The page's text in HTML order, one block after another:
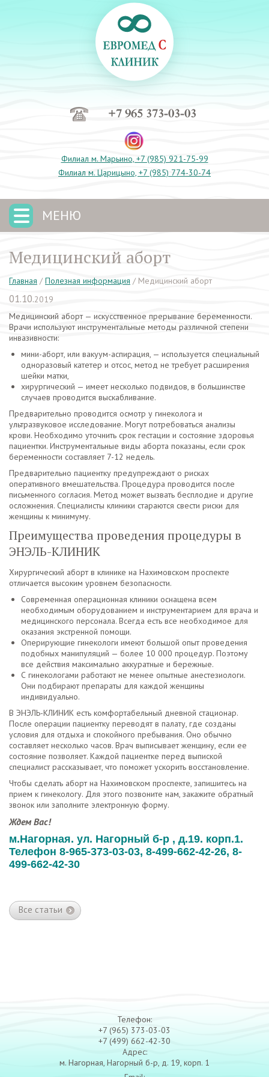
+7 965 373-03-03
Филиал м. Марьино, +7 (985) 921-75-99
Филиал м. Царицыно, +7 (985) 774-30-74
МЕНЮ
Медицинский аборт
Главная / Полезная информация / Медицинский аборт
01.10.2019
Медицинский аборт — искусственное прерывание беременности.
Врачи используют инструментальные методы различной степени
инвазивности:
мини-аборт, или вакуум-аспирация, — используется специальный
одноразовый катетер и отсос, метод не требует расширения
шейки матки,
хирургический — имеет несколько подвидов, в большинстве
случаев проводится выскабливание.
Предварительно проводится осмотр у гинеколога и
ультразвуковое исследование. Могут потребоваться анализы
крови. Необходимо уточнить срок гестации и состояние здоровья
пациентки. Инструментальные виды аборта показаны, если срок
беременности составляет 7-12 недель.
Предварительно пациентку предупреждают о рисках
оперативного вмешательства. Процедура проводится после
письменного согласия. Метод может вызвать бесплодие и другие
осложнения. Специалисты клиники стараются свести риски для
женщины к минимуму.
Преимущества проведения процедуры в
ЭНЭЛЬ-КЛИНИК
Хирургический аборт в клинике на Нахимовском проспекте
отличается высоким уровнем безопасности.
Современная операционная клиники оснащена всем
необходимым оборудованием и инструментарием для врача и
медицинского персонала. Всегда есть все необходимое для
оказания экстренной помощи.
Оперирующие гинекологи имеют большой опыт проведения
подобных манипуляций — более 10 000 процедур. Поэтому
все действия максимально аккуратные и бережные.
С гинекологами работают не менее опытные анестезиологи.
Они подбирают препараты для каждой женщины
индивидуально.
В ЭНЭЛЬ-КЛИНИК есть комфортабельный дневной стационар.
После операции пациентку переводят в палату, где созданы
условия для отдыха и спокойного пребывания. Оно обычно
составляет несколько часов. Врач выписывает женщину, если ее
состояние позволяет. Каждой пациентке перед выпиской
специалист рассказывает, что поможет ускорить восстановление.
Чтобы сделать аборт на Нахимовском проспекте, запишитесь на
прием к гинекологу. Для этого позвоните нам, закажите обратный
звонок или заполните электронную форму.
Ждем Вас!
м.Нагорная. ул. Нагорный б-р , д.19. корп.1.
Телефон 8-965-373-03-03, 8-499-662-42-26, 8-
499-662-42-30
Все статьи
Телефон:
+7 (965) 373-03-03
+7 (499) 662-42-30
Адрес:
м. Нагорная, Нагорный б-р, д. 19, корп. 1